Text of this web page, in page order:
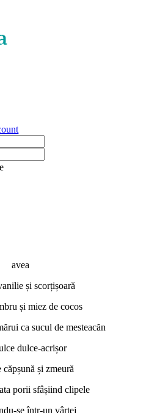
avea
și scorțișoară
și miez de cocos
ca sucul de mesteacăn
dulce-acrișor
căpșună și zmeură
porii sfâșiind clipele
se într-un vârtej